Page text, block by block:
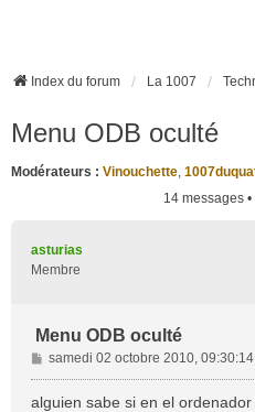
Index du forum La 1007
Menu ODB oculté
Modérateurs : Vinouchette,
14 messages •
asturias
Membre
Menu ODB oculté
M
e
s
samedi 02 octobre 2010, 09:30:14
alguien sabe si en el